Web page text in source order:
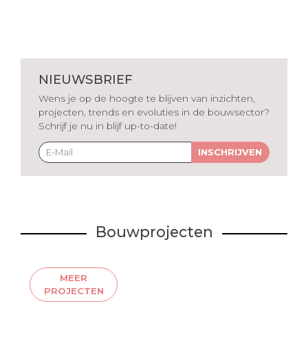
NIEUWSBRIEF
Wens je op de hoogte te blijven van inzichten,
projecten, trends en evoluties in de bouwsector?
Schrijf je nu in blijf up-to-date!
INSCHRIJVEN
Bouwprojecten
MEER
PROJECTEN